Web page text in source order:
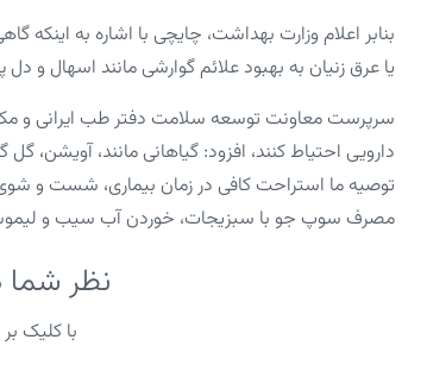
بنابر اعلام وزارت بهداشت، چایچی با اشاره به
یا عرق زنیان به بهبود علائم گوارشی مانند اسهال و
سرپرست معاونت توسعه سلامت دفتر طب ایرانی و مکمل
دارویی احتیاط کنند، افزود: گیاهانی مانند، آویشن، گل
توصیه ما استراحت کافی در زمان بیماری، شست و شوی
مصرف سوپ جو با سبزیجات، خوردن آب سیب و
نظر
با کلیک بر روی